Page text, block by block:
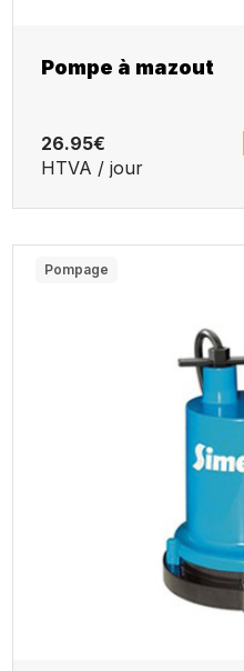
Pompe à mazout
26.95€
HTVA / jour
Pompage